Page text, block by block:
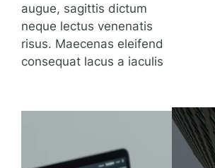
augue, sagittis dictum
neque lectus venenatis
risus. Maecenas eleifend
consequat lacus a iaculis